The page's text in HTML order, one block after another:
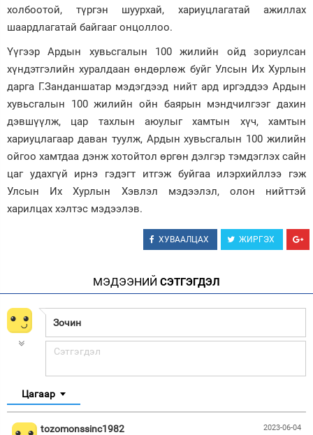
холбоотой, түргэн шуурхай, хариуцлагатай ажиллах
шаардлагатай байгааг онцоллоо.
Үүгээр Ардын хувьсгалын 100 жилийн ойд зориулсан
хүндэтгэлийн хуралдаан өндөрлөж буйг Улсын Их Хурлын
дарга Г.Занданшатар мэдэгдээд нийт ард иргэддээ Ардын
хувьсгалын 100 жилийн ойн баярын мэндчилгээг дахин
дэвшүүлж, цар тахлын аюулыг хамтын хүч, хамтын
хариуцлагаар даван туулж, Ардын хувьсгалын 100 жилийн
ойгоо хамтдаа дэнж хотойтол өргөн дэлгэр тэмдэглэх сайн
цаг удахгүй ирнэ гэдэгт итгэж буйгаа илэрхийллээ гэж
Улсын Их Хурлын Хэвлэл мэдээлэл, олон нийттэй
харилцах хэлтэс мэдээлэв.
ХУВААЛЦАХ ЖИРГЭХ
МЭДЭЭНИЙ СЭТГЭГДЭЛ
Цагаар
2023-06-04
tozomonssinc1982